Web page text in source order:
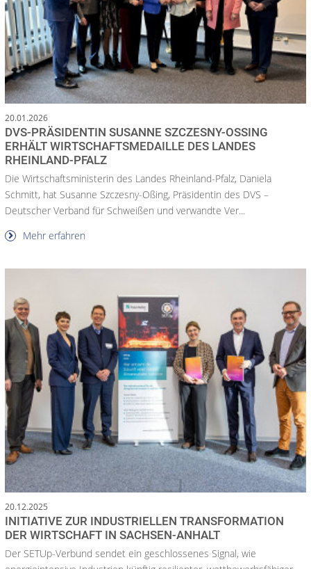
20.01.2026
DVS-PRÄSIDENTIN SUSANNE SZCZESNY-OSSING E
RHÄLT WIRTSCHAFTSMEDAILLE DES LANDES R
HEINLAND-PFALZ
Die Wirtschaftsministerin des Landes Rheinland-Pfalz, Daniela
Schmitt, hat Susanne Szczesny-Oßing, Präsidentin des DVS –
Deutscher Verband für Schweißen und verwandte Ver...
Mehr erfahren
20.12.2025
INITIATIVE ZUR INDUSTRIELLEN TRANSFORMATION
DER WIRTSCHAFT IN SACHSEN-ANHALT
Der SETUp-Verbund sendet ein geschlossenes Signal, wie